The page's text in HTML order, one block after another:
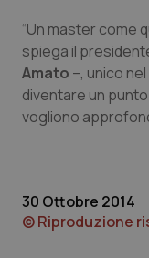
Marche
Molise
Piemonte
Provincia
Donna &
Epatiti
HIV
Ipertensione
“Un master come
spiega il
Amato –, unico
diventare un
vogliono
30 Ottobre 2014
© Riproduzione